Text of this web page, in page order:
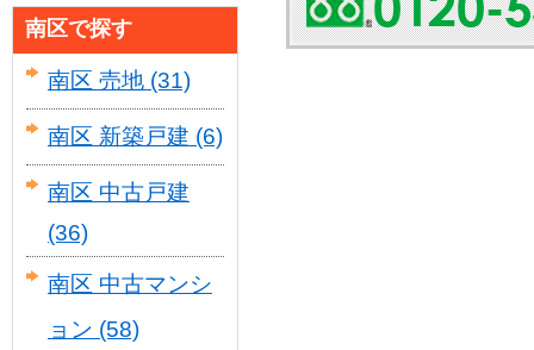
南区で探す
南区 売地 (31)
南区 新築戸建 (6)
南区 中古戸建
(36)
南区 中古マンシ
ョン (58)